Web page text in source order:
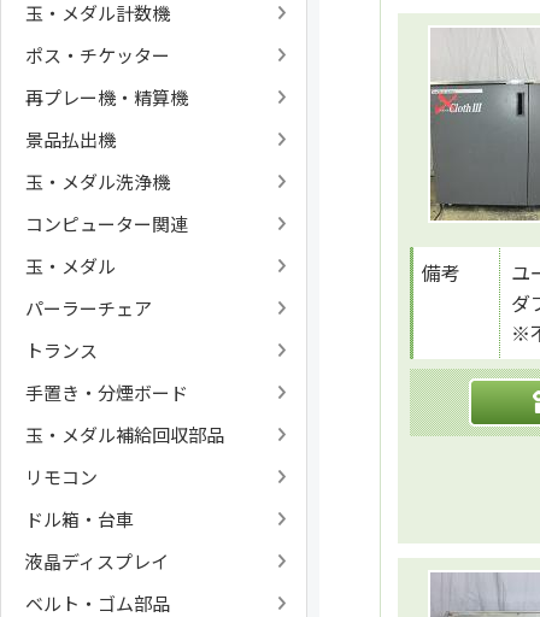
玉・メダル計数機
ポス・チケッター
再プレー機・精算機
景品払出機
玉・メダル洗浄機
コンピューター関連
玉・メダル
パーラーチェア
トランス
手置き・分煙ボード
玉・メダル補給回収部品
リモコン
ドル箱・台車
液晶ディスプレイ
ベルト・ゴム部品
備考
ユ
ダ
※